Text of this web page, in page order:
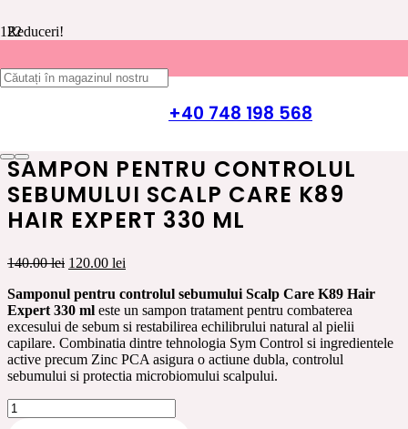
+40 748 198 568
Reduceri!
Prima pagină/INGRIJIRE PAR K89 HAIR EXPERT/TIPURI
/ Sampon pentru controlul sebumului Scalp Care K89 Hair
SAMPON PENTRU CONTROLUL
SEBUMULUI SCALP CARE K89
HAIR EXPERT 330 ML
140.00lei Prețul
a
fost:
140.00 lei.
120.00 lei
este:
120.00 lei.
Samponul pentru controlul sebumului Scalp Care K89 Hair
Expert 330 ml este un sampon tratament pentru combaterea
excesului de sebum si restabilirea echilibrului natural al pielii
capilare. Combinatia dintre tehnologia Sym Control si ingredientele
active precum Zinc PCA asigura o actiune dubla, controlul
sebumului si protectia microbiomului scalpului.
Cantitate
Sampon